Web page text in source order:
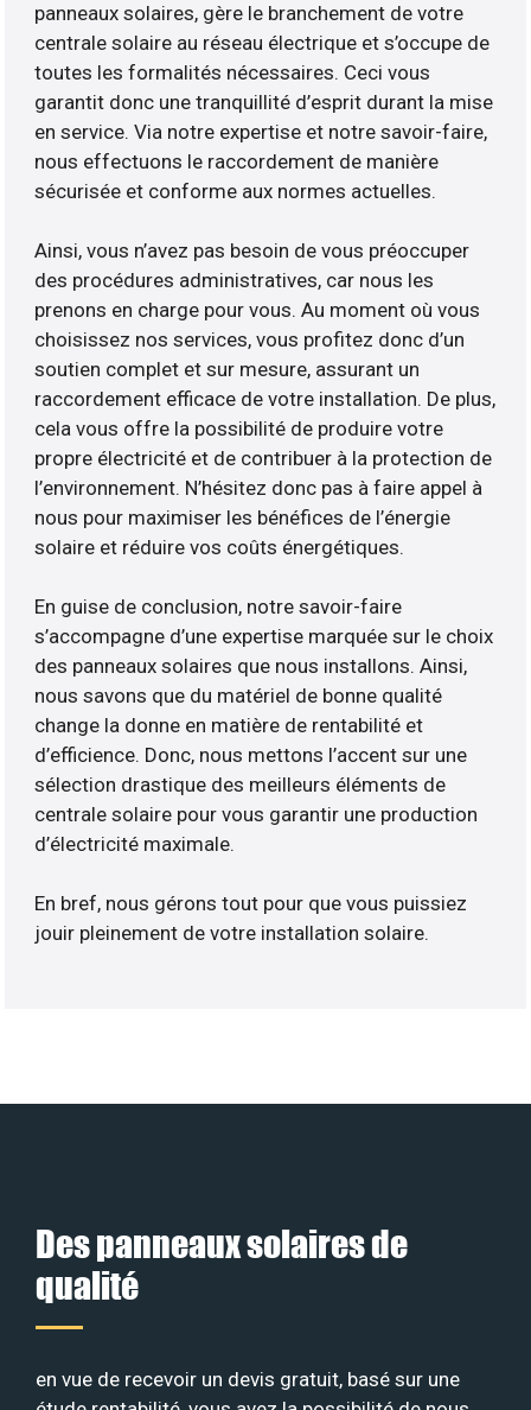
panneaux solaires, gère le branchement de votre
centrale solaire au réseau électrique et s’occupe de
toutes les formalités nécessaires. Ceci vous
garantit donc une tranquillité d’esprit durant la mise
en service. Via notre expertise et notre savoir-faire,
nous effectuons le raccordement de manière
sécurisée et conforme aux normes actuelles.
Ainsi, vous n’avez pas besoin de vous préoccuper
des procédures administratives, car nous les
prenons en charge pour vous. Au moment où vous
choisissez nos services, vous profitez donc d’un
soutien complet et sur mesure, assurant un
raccordement efficace de votre installation. De plus,
cela vous offre la possibilité de produire votre
propre électricité et de contribuer à la protection de
l’environnement. N’hésitez donc pas à faire appel à
nous pour maximiser les bénéfices de l’énergie
solaire et réduire vos coûts énergétiques.
En guise de conclusion, notre savoir-faire
s’accompagne d’une expertise marquée sur le choix
des panneaux solaires que nous installons. Ainsi,
nous savons que du matériel de bonne qualité
change la donne en matière de rentabilité et
d’efficience. Donc, nous mettons l’accent sur une
sélection drastique des meilleurs éléments de
centrale solaire pour vous garantir une production
d’électricité maximale.
En bref, nous gérons tout pour que vous puissiez
jouir pleinement de votre installation solaire.
Des panneaux solaires de
qualité
en vue de recevoir un devis gratuit, basé sur une